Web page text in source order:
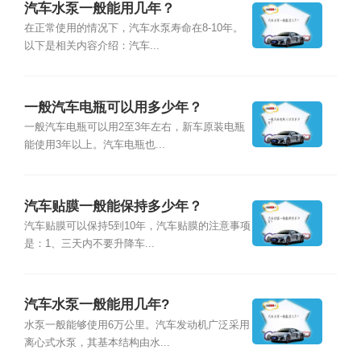
汽车水泵一般能用几年？
在正常使用的情况下，汽车水泵寿命在8-10年。
以下是相关内容介绍：汽车...
一般汽车电瓶可以用多少年？
一般汽车电瓶可以用2至3年左右，新车原装电瓶
能使用3年以上。汽车电瓶也...
汽车贴膜一般能保持多少年？
汽车贴膜可以保持5到10年，汽车贴膜的注意事项
是：1、三天内不要升降车...
汽车水泵一般能用几年?
水泵一般能够使用6万公里。汽车发动机广泛采用
离心式水泵，其基本结构由水...